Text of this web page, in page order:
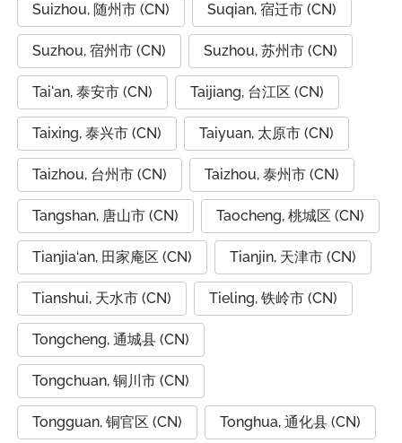
Suizhou, 随州市 (CN) Suqian, 宿迁市 (CN)
Suzhou, 宿州市 (CN) Suzhou, 苏州市 (CN)
Tai'an, 泰安市 (CN) Taijiang, 台江区 (CN)
Taixing, 泰兴市 (CN) Taiyuan, 太原市 (CN)
Taizhou, 台州市 (CN) Taizhou, 泰州市 (CN)
Tangshan, 唐山市 (CN) Taocheng, 桃城区 (CN)
Tianjia‘an, 田家庵区 (CN) Tianjin, 天津市 (CN)
Tianshui, 天水市 (CN) Tieling, 铁岭市 (CN)
Tongcheng, 通城县 (CN)
Tongchuan, 铜川市 (CN)
Tongguan, 铜官区 (CN) Tonghua, 通化县 (CN)